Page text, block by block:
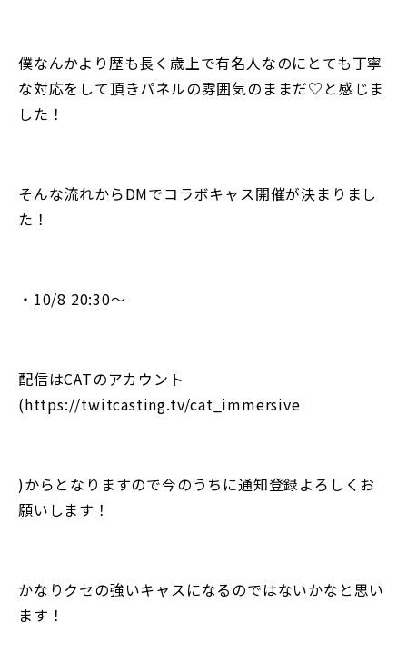
僕なんかより歴も長く歳上で有名人なのにとても丁寧
な対応をして頂きパネルの雰囲気のままだ♡と感じま
した！
そんな流れからDMでコラボキャス開催が決まりまし
た！
・10/8 20:30〜
配信はCATのアカウント
(https://twitcasting.tv/cat_immersive
)からとなりますので今のうちに通知登録よろしくお
願いします！
かなりクセの強いキャスになるのではないかなと思い
ます！